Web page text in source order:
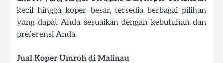
kecil hingga koper besar, tersedia berbagai pilihan
yang dapat Anda sesuaikan dengan kebutuhan dan
preferensi Anda.
Jual Koper Umroh di Malinau